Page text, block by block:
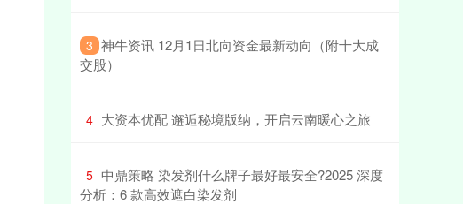
3 ​神牛资讯 12月1日北向资金最新动向（附十大成
交股）
4 ​大资本优配 邂逅秘境版纳，开启云南暖心之旅
5 ​中鼎策略 染发剂什么牌子最好最安全?2025 深度
分析：6 款高效遮白染发剂